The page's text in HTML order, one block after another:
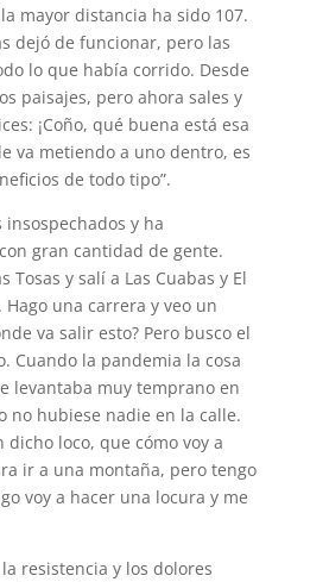
mayor distancia ha sido 107.
dejó de funcionar, pero las
lo que había corrido. Desde
paisajes, pero ahora sales y
¡Coño, qué buena está esa
va metiendo a uno dentro, es
de todo tipo”.
y ha
gran cantidad de gente.
Tosas y salí a Las Cuabas y El
Hago una carrera y veo un
va salir esto? Pero busco el
Cuando la pandemia la cosa
levantaba muy temprano en
no hubiese nadie en la calle.
dicho loco, que cómo voy a
ir a una montaña, pero tengo
voy a hacer una locura y me
resistencia y los dolores